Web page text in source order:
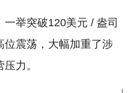
举突破120美元 / 盎司
位震荡，大幅加重了涉
力。